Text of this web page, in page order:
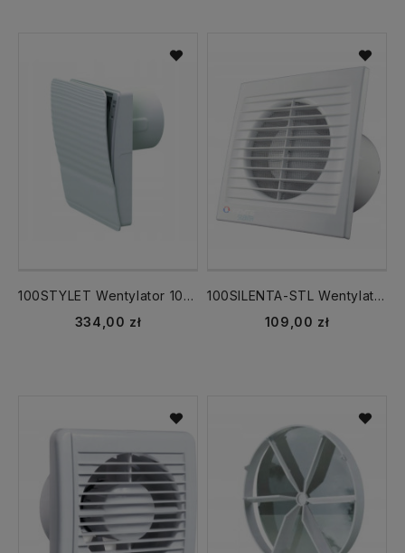
100STYLET Wentylator 100 STYLE ŻALUZJA + TIMER AŻWC
334,00 zł
100SILENTA-STL Wentylator 100 SILENTA-S WC TIMER cichy
109,00 zł